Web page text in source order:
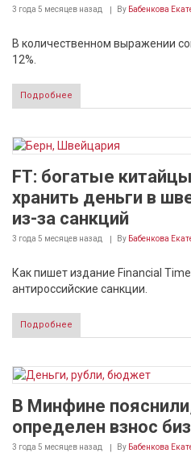
3 года 5 месяцев назад By Бабенкова
В количественном выражении
12%.
Подробнее
FT: богатые
хранить деньги в
из-за санкций
3 года 5 месяцев назад By Бабенкова
Как пишет издание Financial
антироссийские санкции.
Подробнее
В Минфине
определен взнос
3 года 5 месяцев назад By Бабенкова